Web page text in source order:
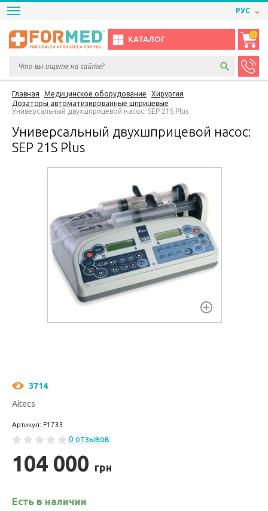
РУС
КАТАЛОГ
0
Главная Медицинское оборудование
Хирургия
Дозаторы автоматизированные шприцевые
Универсальный двухшприцевой насос: SEP 21S Plus
Универсальный двухшприцевой насос:
SEP 21S Plus
3714
Aitecs
Артикул: F1733
0 отзывов
104 000 грн
Есть в наличии